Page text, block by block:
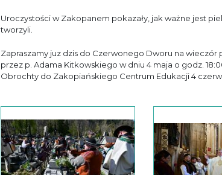
Uroczystości w Zakopanem pokazały, jak ważne jest
tworzyli.
Zapraszamy juz dzis do Czerwonego Dworu na
przez p. Adama Kitkowskiego w dniu 4 maja o godz.
Obrochty do Zakopiańskiego Centrum Edukacji 4